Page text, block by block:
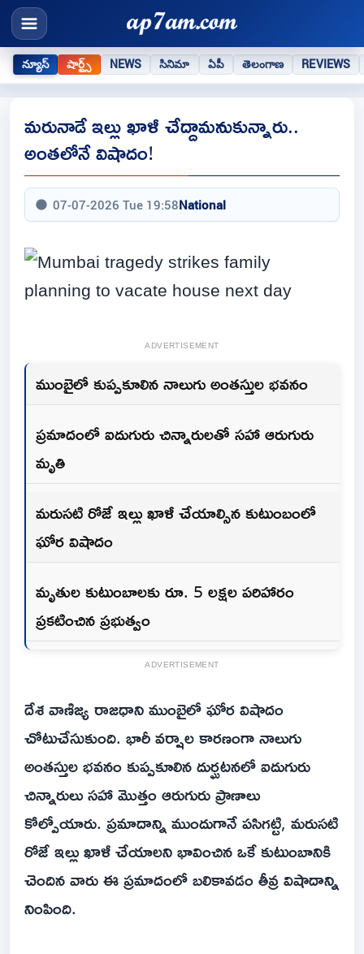
న్యూస్ షార్ట్స్ NEWS సినిమా ఏపీ తెలంగాణ REVIEWS
మరునాడే ఇల్లు ఖాళీ చేద్దామనుకున్నారు..
అంతలోనే విషాదం!
07-07-2026 Tue 19:58National
ADVERTISEMENT
ముంబైలో కుప్పకూలిన నాలుగు అంతస్తుల భవనం
ప్రమాదంలో ఐదుగురు చిన్నారులతో సహా ఆరుగురు
మృతి
మరుసటి రోజే ఇల్లు ఖాళీ చేయాల్సిన కుటుంబంలో
ఘోర విషాదం
మృతుల కుటుంబాలకు రూ. 5 లక్షల పరిహారం
ప్రకటించిన ప్రభుత్వం
ADVERTISEMENT
దేశ వాణిజ్య రాజధాని ముంబైలో ఘోర విషాదం
చోటుచేసుకుంది. భారీ వర్షాల కారణంగా నాలుగు
అంతస్తుల భవనం కుప్పకూలిన దుర్ఘటనలో ఐదుగురు
చిన్నారులు సహా మొత్తం ఆరుగురు ప్రాణాలు
కోల్పోయారు. ప్రమాదాన్ని ముందుగానే పసిగట్టి, మరుసటి
రోజే ఇల్లు ఖాళీ చేయాలని భావించిన ఒకే కుటుంబానికి
చెందిన వారు ఈ ప్రమాదంలో బలికావడం తీవ్ర విషాదాన్ని
నింపింది.